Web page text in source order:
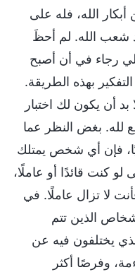
الله، فله على
شعب الله. لم أحظَ
لي رجاء في أن أصبح
بهذه الطريقة.
أن يكون لك اختبار
لله. بغض النظر عما
فإن أي شخص يمتلك
كنت قائدًا أو عاملًا،
لا تزال عاملًا. في
الذين تتم
يختلفون فيه عن
وفرصًا أكثر